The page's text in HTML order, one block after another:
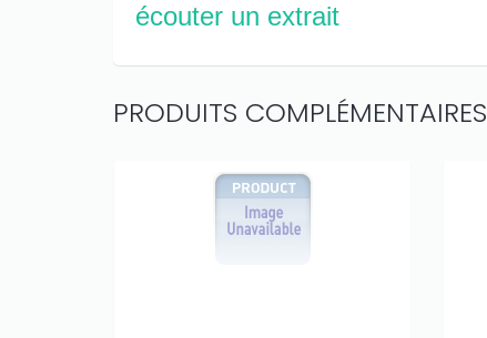
écouter un extrait
PRODUITS COMPLÉMENTAIRES